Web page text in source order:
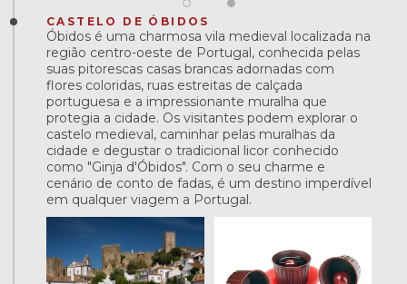
CASTELO DE ÓBIDOS
Óbidos é uma charmosa vila medieval localizada na
região centro-oeste de Portugal, conhecida pelas
suas pitorescas casas brancas adornadas com
flores coloridas, ruas estreitas de calçada
portuguesa e a impressionante muralha que
protegia a cidade. Os visitantes podem explorar o
castelo medieval, caminhar pelas muralhas da
cidade e degustar o tradicional licor conhecido
como "Ginja d'Óbidos". Com o seu charme e
cenário de conto de fadas, é um destino imperdível
em qualquer viagem a Portugal.